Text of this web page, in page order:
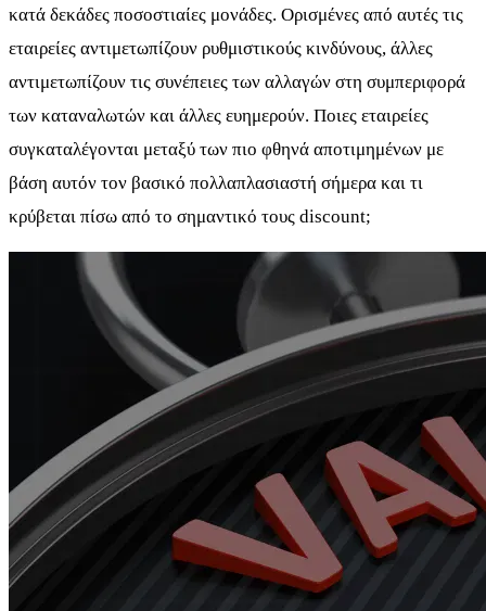
κατά δεκάδες ποσοστιαίες μονάδες. Ορισμένες από αυτές τις
εταιρείες αντιμετωπίζουν ρυθμιστικούς κινδύνους, άλλες
αντιμετωπίζουν τις συνέπειες των αλλαγών στη συμπεριφορά
των καταναλωτών και άλλες ευημερούν. Ποιες εταιρείες
συγκαταλέγονται μεταξύ των πιο φθηνά αποτιμημένων με
βάση αυτόν τον βασικό πολλαπλασιαστή σήμερα και τι
κρύβεται πίσω από το σημαντικό τους discount;